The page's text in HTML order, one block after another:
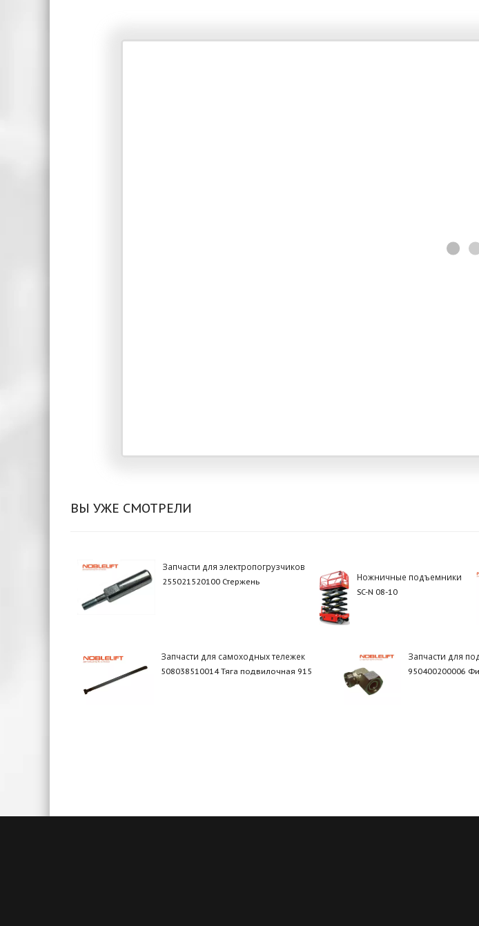
ВЫ УЖЕ СМОТРЕЛИ
Запчасти для электропогрузчиков
255021520100 Стержень Ножничные подъемники
SC-N 08-10
Запчасти для самоходных тележек
508038510014 Тяга подвилочная 915
Запчасти для
950400200006